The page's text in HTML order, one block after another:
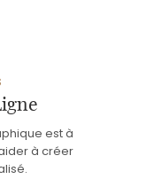
est à
à créer